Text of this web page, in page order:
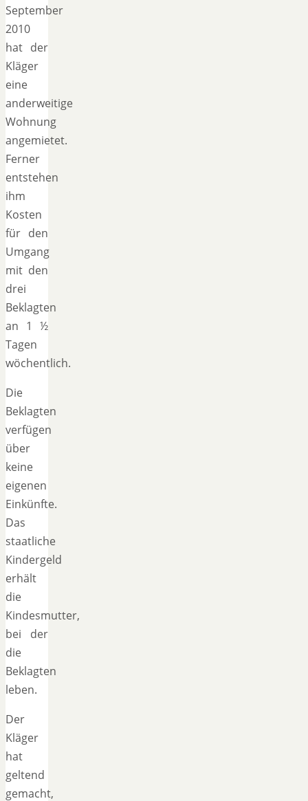
September
2010
hat der
Kläger
eine
anderweitige
Wohnung
angemietet.
Ferner
entstehen
ihm
Kosten
für den
Umgang
mit den
drei
Beklagten
an 1 ½
Tagen
wöchentlich.
Die
Beklagten
verfügen
über
keine
eigenen
Einkünfte.
Das
staatliche
Kindergeld
erhält
die
Kindesmutter,
bei der
die
Beklagten
leben.
Der
Kläger
hat
geltend
gemacht,